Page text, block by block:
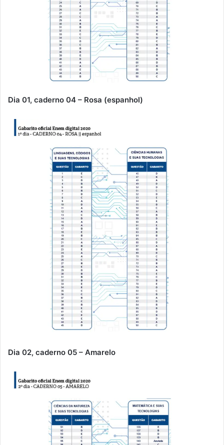
Dia 01, caderno 04 – Rosa (espanhol)
Dia 02, caderno 05 – Amarelo